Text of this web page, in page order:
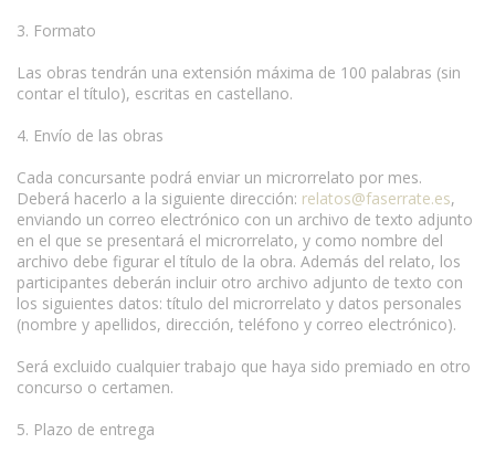
3. Formato
Las obras tendrán una extensión máxima de 100 palabras (sin
contar el título), escritas en castellano.
4. Envío de las obras
Cada concursante podrá enviar un microrrelato por mes.
Deberá hacerlo a la siguiente dirección: relatos@faserrate.es,
enviando un correo electrónico con un archivo de texto adjunto
en el que se presentará el microrrelato, y como nombre del
archivo debe figurar el título de la obra. Además del relato, los
participantes deberán incluir otro archivo adjunto de texto con
los siguientes datos: título del microrrelato y datos personales
(nombre y apellidos, dirección, teléfono y correo electrónico).
Será excluido cualquier trabajo que haya sido premiado en otro
concurso o certamen.
5. Plazo de entrega